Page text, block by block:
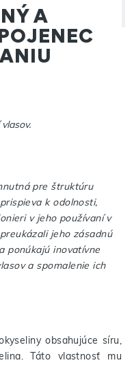
A
pre štruktúru
k odolnosti,
v jeho používaní v
jeho zásadnú
ponúkajú inovatívne
a spomalenie ich
obsahujúce síru,
Táto vlastnosť mu